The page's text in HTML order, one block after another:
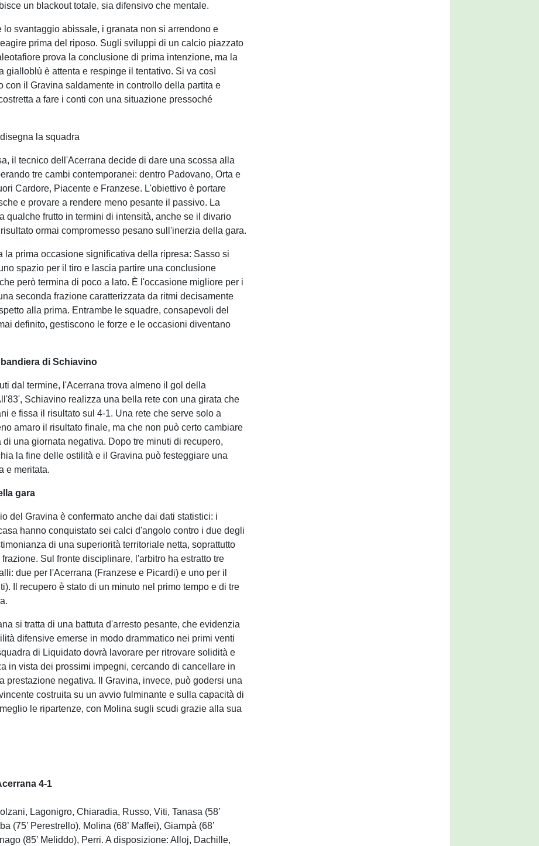
un blackout totale, sia difensivo che mentale.
lo svantaggio abissale, i granata non si arrendono e
prima del riposo. Sugli sviluppi di un calcio piazzato
prova la conclusione di prima intenzione, ma la
gialloblù è attenta e respinge il tentativo. Si va così
con il Gravina saldamente in controllo della partita e
a fare i conti con una situazione pressoché
la squadra
il tecnico dell'Acerrana decide di dare una scossa alla
tre cambi contemporanei: dentro Padovano, Orta e
Cardore, Piacente e Franzese. L'obiettivo è portare
e provare a rendere meno pesante il passivo. La
qualche frutto in termini di intensità, anche se il divario
ormai compromesso pesano sull'inerzia della gara.
la prima occasione significativa della ripresa: Sasso si
spazio per il tiro e lascia partire una conclusione
però termina di poco a lato. È l'occasione migliore per i
seconda frazione caratterizzata da ritmi decisamente
alla prima. Entrambe le squadre, consapevoli del
definito, gestiscono le forze e le occasioni diventano
bandiera di Schiavino
dal termine, l'Acerrana trova almeno il gol della
Schiavino realizza una bella rete con una girata che
e fissa il risultato sul 4-1. Una rete che serve solo a
amaro il risultato finale, ma che non può certo cambiare
di una giornata negativa. Dopo tre minuti di recupero,
la fine delle ostilità e il Gravina può festeggiare una
e meritata.
gara
del Gravina è confermato anche dai dati statistici: i
hanno conquistato sei calci d'angolo contro i due degli
di una superiorità territoriale netta, soprattutto
Sul fronte disciplinare, l'arbitro ha estratto tre
due per l'Acerrana (Franzese e Picardi) e uno per il
Il recupero è stato di un minuto nel primo tempo e di tre
si tratta di una battuta d'arresto pesante, che evidenzia
difensive emerse in modo drammatico nei primi venti
di Liquidato dovrà lavorare per ritrovare solidità e
in vista dei prossimi impegni, cercando di cancellare in
prestazione negativa. Il Gravina, invece, può godersi una
costruita su un avvio fulminante e sulla capacità di
le ripartenze, con Molina sugli scudi grazie alla sua
4-1
Lagonigro, Chiaradia, Russo, Viti, Tanasa (58’
(75’ Perestrello), Molina (68’ Maffei), Giampà (68’
(85’ Meliddo), Perri. A disposizione: Alloj, Dachille,